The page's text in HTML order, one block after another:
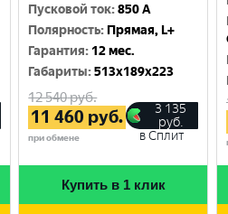
Пусковой ток:850 A
Полярность: Прямая, L+
Гарантия: 12 мес.
Габариты:513x189x223
12 540руб.
11 460 руб.
при обмене
3 135
руб.
в Сплит
Купить в 1 клик